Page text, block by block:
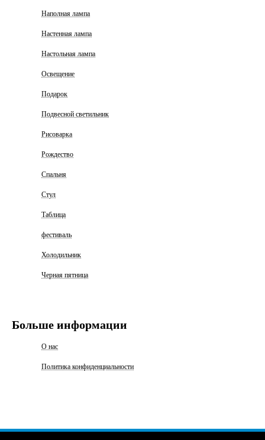
Наполная лампа
Настенная лампа
Настольная лампа
Освещение
Подарок
Подвесной светильник
Рисоварка
Рождество
Спальня
Стул
Таблица
фестиваль
Холодильник
Черная пятница
Больше информации
О нас
Политика конфиденциальности